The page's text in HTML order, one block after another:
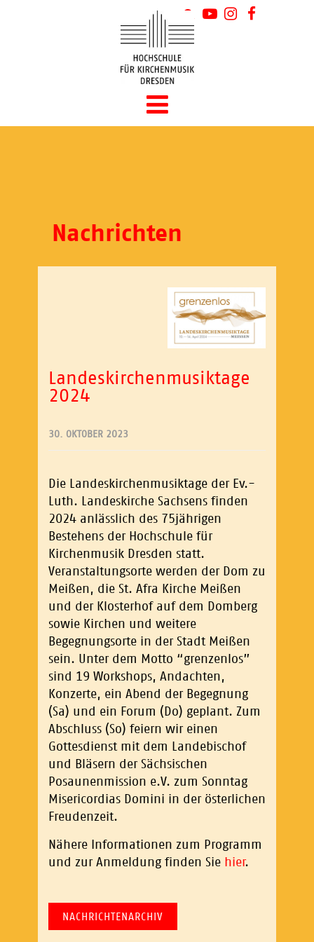
Nachrichten
Landeskirchenmusiktage
2024
30. OKTOBER 2023
Die Landeskirchenmusiktage der Ev.-
Luth. Landeskirche Sachsens finden
2024 anlässlich des 75jährigen
Bestehens der Hochschule für
Kirchenmusik Dresden statt.
Veranstaltungsorte werden der Dom zu
Meißen, die St. Afra Kirche Meißen
und der Klosterhof auf dem Domberg
sowie Kirchen und weitere
Begegnungsorte in der Stadt Meißen
sein. Unter dem Motto “grenzenlos”
sind 19 Workshops, Andachten,
Konzerte, ein Abend der Begegnung
(Sa) und ein Forum (Do) geplant. Zum
Abschluss (So) feiern wir einen
Gottesdienst mit dem Landebischof
und Bläsern der Sächsischen
Posaunenmission e.V. zum Sonntag
Misericordias Domini in der österlichen
Freudenzeit.
Nähere Informationen zum Programm
und zur Anmeldung finden Sie hier.
NACHRICHTENARCHIV